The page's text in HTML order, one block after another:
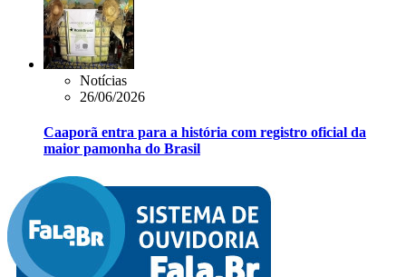
Notícias
26/06/2026
Caaporã entra para a história com registro oficial da
maior pamonha do Brasil